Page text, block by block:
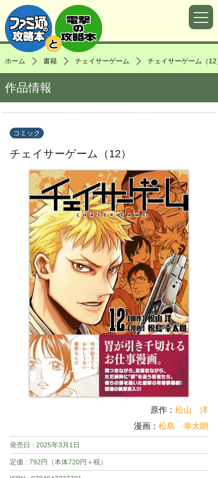
ホーム 書籍 チェイサーゲーム チェイサーゲーム（12
作品情報
コミック
チェイサーゲーム（12）
原作： 松山 洋
漫画： 松島 幸太朗
発売日 : 2025年3月1日
定価 : 792円（本体720円＋税）